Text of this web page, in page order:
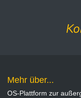
Mehr über...
OS-Plattform zur